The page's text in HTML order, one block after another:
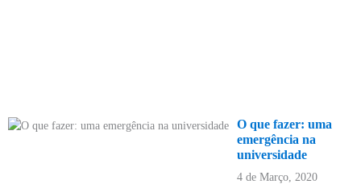
O que fazer: uma
emergência na
universidade
4 de Março, 2020